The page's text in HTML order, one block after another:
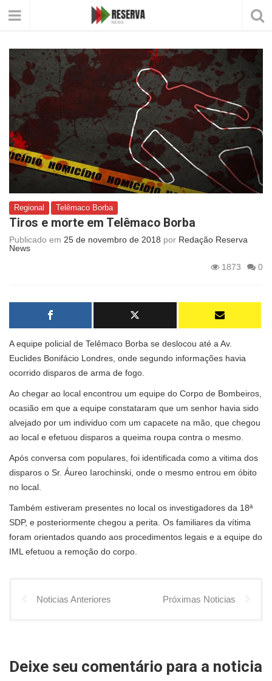
Regional Telêmaco Borba
Tiros e morte em Telêmaco Borba
Publicado em 25 de novembro de 2018 por Redação Reserva
News
1873
0
A equipe policial de Telêmaco Borba se deslocou até a Av.
Euclides Bonifácio Londres, onde segundo informações havia
ocorrido disparos de arma de fogo.
Ao chegar ao local encontrou um equipe do Corpo de Bombeiros,
ocasião em que a equipe constataram que um senhor havia sido
alvejado por um individuo com um capacete na mão, que chegou
ao local e efetuou disparos a queima roupa contra o mesmo.
Após conversa com populares, foi identificada como a vitima dos
disparos o Sr. Áureo Iarochinski, onde o mesmo entrou em óbito
no local.
Também estiveram presentes no local os investigadores da 18ª
SDP, e posteriormente chegou a perita. Os familiares da vítima
foram orientados quando aos procedimentos legais e a equipe do
IML efetuou a remoção do corpo.
Noticias Anteriores Próximas Noticias
Deixe seu comentário para a noticia